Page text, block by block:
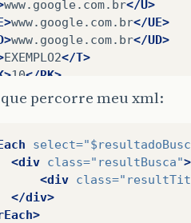
www.google.com.br</U>
www.google.com.br</UE>
www.google.com.br</UD>
EXEMPLO2</T>
10</RK>
2012
</
pt</LANG>
<C
SZ=
percorre meu xml:
select=
<div class="resultBusca">
<div class=
</div>